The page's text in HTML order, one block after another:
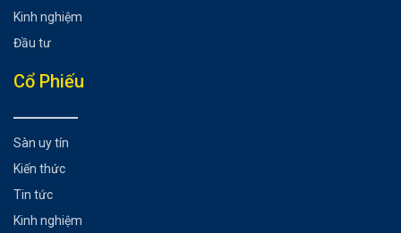
Kinh nghiệm
Đầu tư
Cổ Phiếu
Sàn uy tín
Kiến thức
Tin tức
Kinh nghiệm